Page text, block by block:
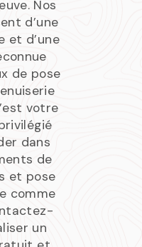
Nos
d’une
et d’une
de pose
votre
dans
de
et pose
comme
un